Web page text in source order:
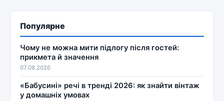
Популярне
Чому не можна мити підлогу після гостей:
прикмета й значення
07.08.2026
«Бабусині» речі в тренді 2026: як знайти вінтаж
у домашніх умовах